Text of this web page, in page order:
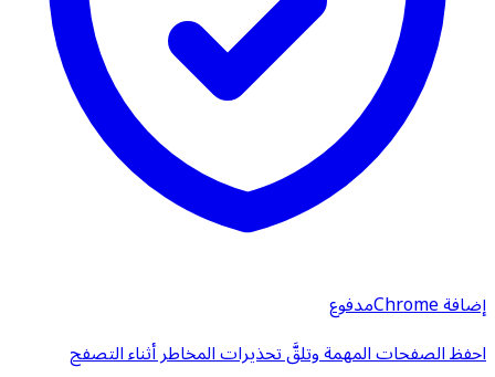
إضافة Chrome
مدفوع
احفظ الصفحات المهمة وتلقَّ تحذيرات المخاطر أثناء التصفح